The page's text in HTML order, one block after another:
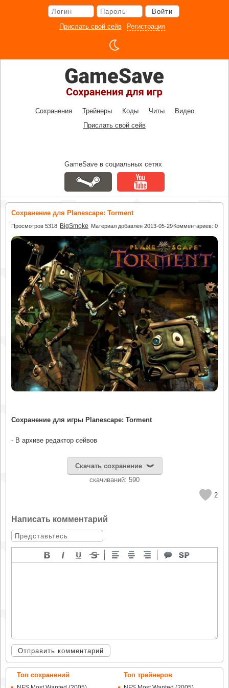
Войти
Прислать свой сейв
Регистрация
Сохранения Трейнеры Коды Читы
Видео
Прислать свой сейв
GameSave в социальных сетях
Топ сохранений Топ трейнеров
Сохранение для Planescape: Torment
Просмотров 5318 BigSmoke Материал добавлен 2013-05-29Комментариев: 0
Сохранение для игры Planescape: Torment
- В архиве редактор сейвов
Скачать сохранение
cкачиваний: 590
2
Написать комментарий
Отправить комментарий